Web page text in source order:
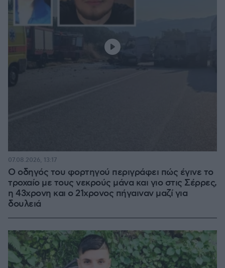
Ο οδηγός του φορτηγού περιγράφει πώς έγινε το
τροχαίο με τους νεκρούς μάνα και γιο στις Σέρρες,
η 43χρονη και ο 21χρονος πήγαιναν μαζί για
δουλειά
07.08.2026, 13:17